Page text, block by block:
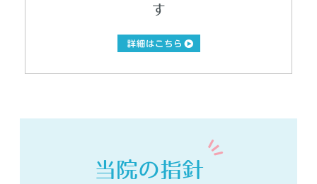
す
当院の指針